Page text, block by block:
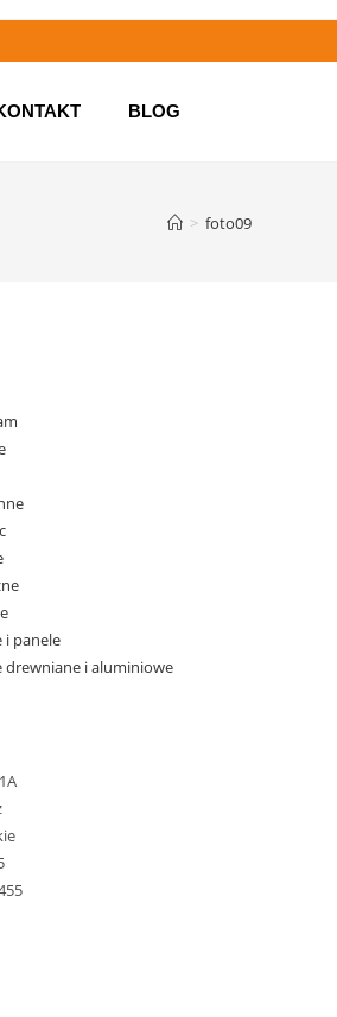
BLOG
> foto09
i panele
drewniane i aluminiowe